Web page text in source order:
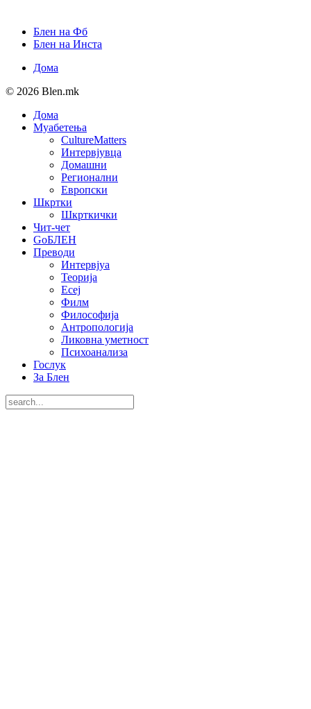
Блен на Фб
Блен на Инста
Дома
© 2026 Blen.mk
Дома
Муабетења
CultureMatters
Интервјувца
Домашни
Регионални
Европски
Шкртки
Шкрткички
Чит-чет
GoБЛЕН
Преводи
Интервјуа
Теорија
Есеј
Филм
Философија
Антропологија
Ликовна уметност
Психоанализа
Гослук
За Блен